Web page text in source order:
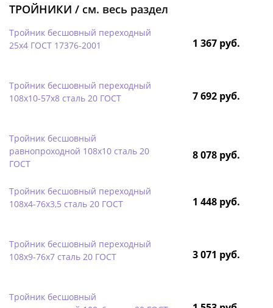
ТРОЙНИКИ / см. весь раздел
Тройник бесшовный переходный
25х4 ГОСТ 17376-2001
1 367 руб.
Тройник бесшовный переходный
108х10-57х8 сталь 20 ГОСТ
7 692 руб.
Тройник бесшовный
равнопроходной 108х10 сталь 20
ГОСТ
8 078 руб.
Тройник бесшовный переходный
108х4-76х3,5 сталь 20 ГОСТ
1 448 руб.
Тройник бесшовный переходный
108х9-76х7 сталь 20 ГОСТ
3 071 руб.
Тройник бесшовный